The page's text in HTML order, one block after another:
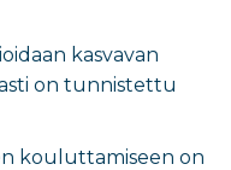
kasvavan
on tunnistettu
kouluttamiseen on